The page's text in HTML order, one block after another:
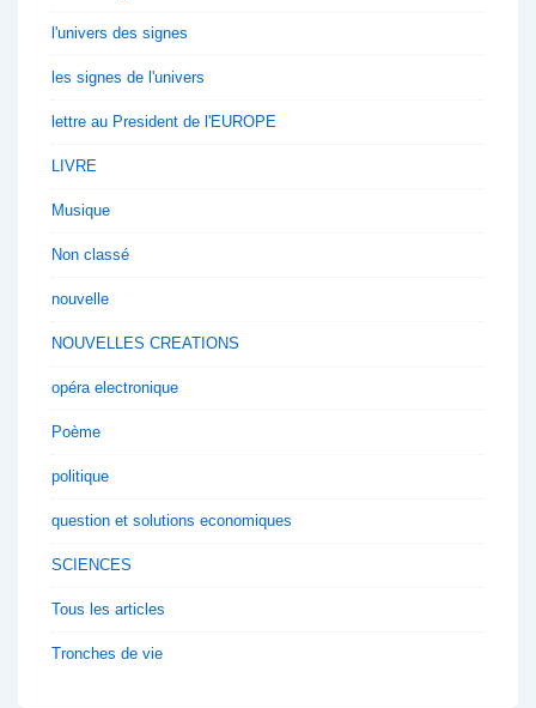
l'univers des signes
les signes de l'univers
lettre au President de l'EUROPE
LIVRE
Musique
Non classé
nouvelle
NOUVELLES CREATIONS
opéra electronique
Poème
politique
question et solutions economiques
SCIENCES
Tous les articles
Tronches de vie